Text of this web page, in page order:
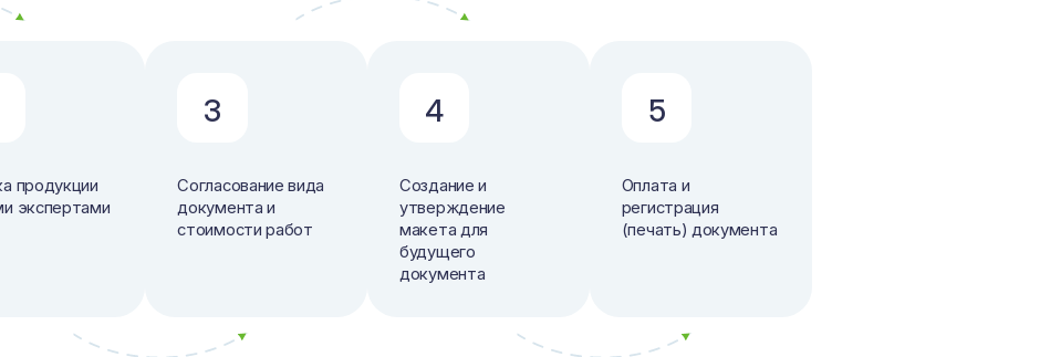
продукции
экспертами
3
Согласование вида
документа и
стоимости работ
4
Создание и
утверждение
макета для
будущего
документа
5
Оплата и
регистрация
(печать) документа